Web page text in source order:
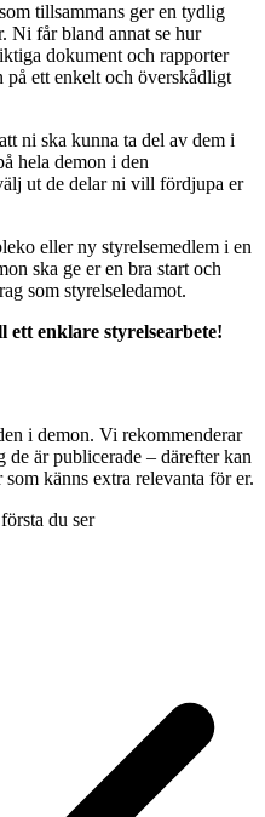
tillsammans ger en tydlig
Ni får bland annat se hur
dokument och rapporter
ett enkelt och överskådligt
ni ska kunna ta del av dem i
hela demon i den
ut de delar ni vill fördjupa er
eller ny styrelsemedlem i en
ska ge er en bra start och
som styrelseledamot.
enklare styrelsearbete!
i demon. Vi rekommenderar
är publicerade – därefter kan
känns extra relevanta för er.
du ser